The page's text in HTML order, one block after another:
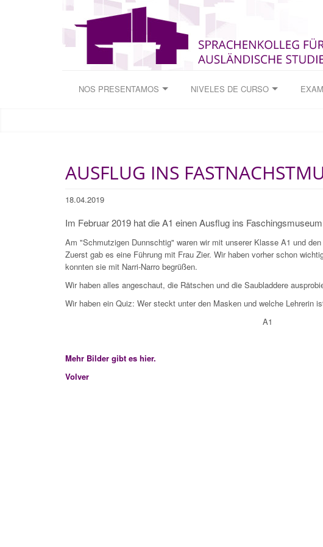
NOS PRESENTAMOS NIVELES DE CURSO
AUSFLUG INS
18.04.2019
Im Februar 2019 hat die A1 einen Ausflug ins
Am "Schmutzigen Dunnschtig" waren wir mit unserer Klasse A1 und
Zuerst gab es eine Führung mit Frau Zier. Wir haben vorher schon
konnten sie mit Narri-Narro begrüßen.
Wir haben alles angeschaut, die Rätschen und die Saubladdere
Wir haben ein Quiz: Wer steckt unter den Masken und welche Lehrerin
A1
Mehr Bilder gibt es hier.
Volver